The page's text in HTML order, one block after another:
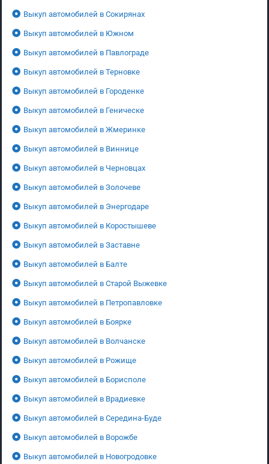
Выкуп автомобилей в Сокирянах
Выкуп автомобилей в Южном
Выкуп автомобилей в Павлограде
Выкуп автомобилей в Терновке
Выкуп автомобилей в Городенке
Выкуп автомобилей в Геническе
Выкуп автомобилей в Жмеринке
Выкуп автомобилей в Виннице
Выкуп автомобилей в Черновцах
Выкуп автомобилей в Золочеве
Выкуп автомобилей в Энергодаре
Выкуп автомобилей в Коростышеве
Выкуп автомобилей в Заставне
Выкуп автомобилей в Балте
Выкуп автомобилей в Старой Выжевке
Выкуп автомобилей в Петропавловке
Выкуп автомобилей в Боярке
Выкуп автомобилей в Волчанске
Выкуп автомобилей в Рожище
Выкуп автомобилей в Борисполе
Выкуп автомобилей в Врадиевке
Выкуп автомобилей в Середина-Буде
Выкуп автомобилей в Ворожбе
Выкуп автомобилей в Новогродовке